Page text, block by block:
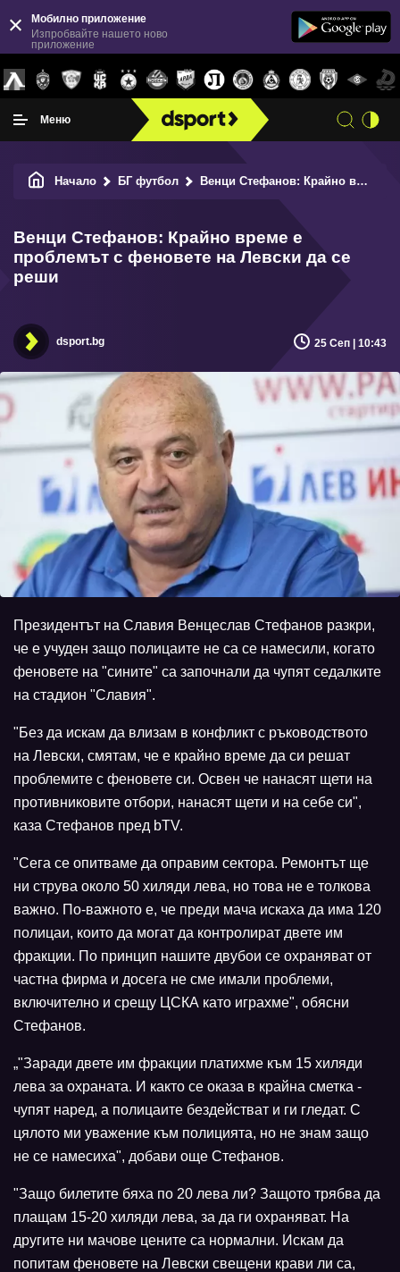
Мобилно приложение
Изпробвайте нашето ново
приложение
Меню
Начало БГ футбол Венци Стефанов: Крайно време е проблемът с феновете на Левски да се реши
Венци Стефанов: Крайно време е
проблемът с феновете на Левски да се
реши
dsport.bg 25 Сеп | 10:43
Президентът на Славия Венцеслав Стефанов разкри,
че е учуден защо полицаите не са се намесили, когато
феновете на "сините" са започнали да чупят седалките
на стадион "Славия".
"Без да искам да влизам в конфликт с ръкoводството
на Левски, смятам, че е крайно време да си решат
проблемите с феновете си. Освен че нанасят щети на
противниковите отбори, нанасят щети и на себе си",
каза Стефанов пред bTV.
"Сега се опитваме да оправим сектора. Ремонтът ще
ни струва около 50 хиляди лева, но това не е толкова
важно. По-важното е, че преди мача искаха да има 120
полицаи, които да могат да контролират двете им
фракции. По принцип нашите двубои се охраняват от
частна фирма и досега не сме имали проблеми,
включително и срещу ЦСКА като играхме", обясни
Стефанов.
„"Заради двете им фракции платихме към 15 хиляди
лева за охраната. И както се оказа в крайна сметка -
чупят наред, а полицаите бездействат и ги гледат. С
цялото ми уважение към полицията, но не знам защо
не се намесиха", добави още Стефанов.
"Защо билетите бяха по 20 лева ли? Защото трябва да
плащам 15-20 хиляди лева, за да ги охраняват. На
другите ни мачове цените са нормални. Искам да
попитам феновете на Левски свещени крави ли са,